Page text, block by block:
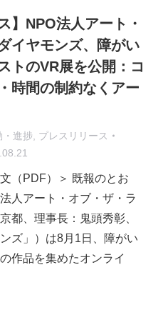
】NPO法人アート・
イヤモンズ、障がい
トのVR展を公開：コ
時間の制約なくアー
・進捗
プレスリリース
（PDF）＞ 既報のとお
人アート・オブ・ザ・ラ
都、理事長：鬼頭秀彰、
ズ」）は8月1日、障がい
作品を集めたオンライ